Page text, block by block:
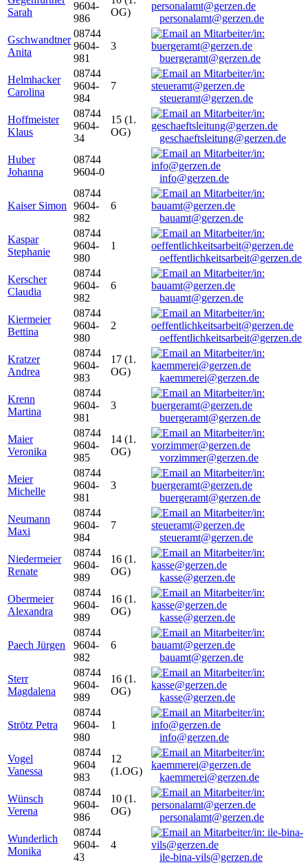
Sarah
9604-
986
OG)
personalamt@gerzen.de
Gschwandtner
Anita
08744
9604-
981
3
buergeramt@gerzen.de
Helmhacker
Carolina
08744
9604-
984
7
steueramt@gerzen.de
Hoffmeister
Klaus
08744
9604-
34
15 (1.
OG)
geschaeftsleitung@gerzen.de
Huber
Johanna
08744
9604-0
info@gerzen.de
Kaiser Simon
08744
9604-
982
6
bauamt@gerzen.de
Kaspar
Stephanie
08744
9604-
980
1
oeffentlichkeitsarbeit@gerzen.de
Kerscher
Claudia
08744
9604-
982
6
bauamt@gerzen.de
Kiermeier
Bettina
08744
9604-
980
2
oeffentlichkeitsarbeit@gerzen.de
Kratzer
Andrea
08744
9604-
983
17 (1.
OG)
kaemmerei@gerzen.de
Krenn
Martina
08744
9604-
981
3
buergeramt@gerzen.de
Maier
Veronika
08744
9604-
985
14 (1.
OG)
vorzimmer@gerzen.de
Meier
Michelle
08744
9604-
981
3
buergeramt@gerzen.de
Neumann
Maxi
08744
9604-
984
7
steueramt@gerzen.de
Niedermeier
Renate
08744
9604-
989
16 (1.
OG)
kasse@gerzen.de
Obermeier
Alexandra
08744
9604-
989
16 (1.
OG)
kasse@gerzen.de
Paech Jürgen
08744
9604-
982
6
bauamt@gerzen.de
Sterr
Magdalena
08744
9604-
989
16 (1.
OG)
kasse@gerzen.de
Strötz Petra
08744
9604-
980
1
info@gerzen.de
Vogel
Vanessa
08744
9604
983
12
(1.OG)
kaemmerei@gerzen.de
Wünsch
Verena
08744
9604-
986
10 (1.
OG)
personalamt@gerzen.de
Wunderlich
Monika
08744
9604-
43
4
ile-bina-vils@gerzen.de